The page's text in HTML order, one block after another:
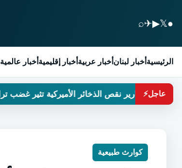
●
𝕏
▶
✈
⌕
الرئيسية أخبار لبنان أخبار عربية أخبار إقليمية أخبار عالمية
عاجل⚡
نقص الذخائر الأميركية تثير غضب ترامب
كوارث طبيعية